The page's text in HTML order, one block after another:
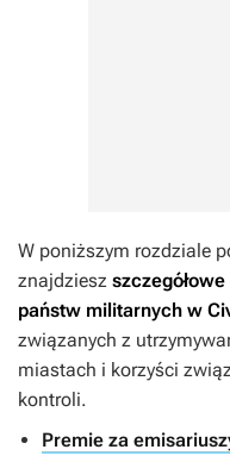
W poniższym rozdziale
znajdziesz
państw militarnych w
związanych z
miastach i korzyści
kontroli.
Premie za